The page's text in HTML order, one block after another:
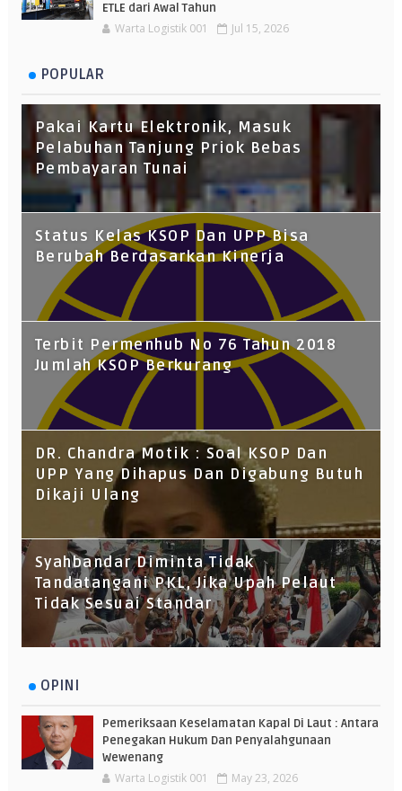
ETLE dari Awal Tahun
Warta Logistik 001 Jul 15, 2026
POPULAR
Pakai Kartu Elektronik, Masuk
Pelabuhan Tanjung Priok Bebas
Pembayaran Tunai
Status Kelas KSOP Dan UPP Bisa
Berubah Berdasarkan Kinerja
Terbit Permenhub No 76 Tahun 2018
Jumlah KSOP Berkurang
DR. Chandra Motik : Soal KSOP Dan
UPP Yang Dihapus Dan Digabung Butuh
Dikaji Ulang
Syahbandar Diminta Tidak
Tandatangani PKL, Jika Upah Pelaut
Tidak Sesuai Standar
OPINI
Pemeriksaan Keselamatan Kapal Di Laut : Antara
Penegakan Hukum Dan Penyalahgunaan
Wewenang
Warta Logistik 001 May 23, 2026